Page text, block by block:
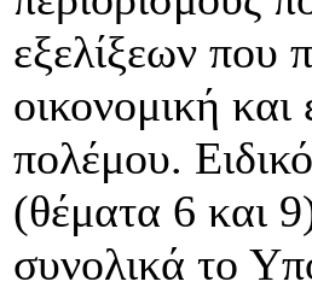
εξελίξεων που
οικονομική
πολέμου.
(θέματα 6 και
συνολικά το